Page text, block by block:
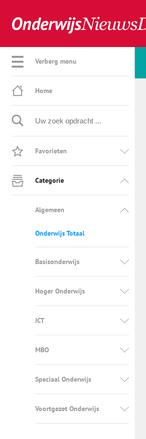
Verberg menu
Home
Favorieten
Categorie
Algemeen
Onderwijs Totaal
Basisonderwijs
Hoger Onderwijs
ICT
MBO
Speciaal Onderwijs
Voortgezet Onderwijs